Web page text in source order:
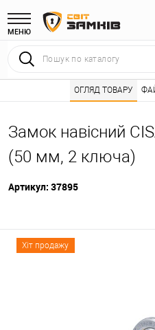
МЕНЮ
Інтернет магазин замків •
Замок навісний
(50 мм, 2 ключа)
Артикул: 37895
ОГЛЯД ТОВАРУ
Хіт продажу